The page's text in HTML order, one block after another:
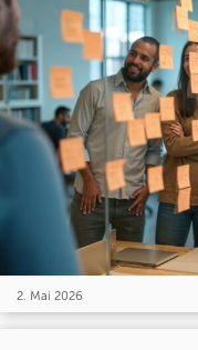
2. Mai 2026